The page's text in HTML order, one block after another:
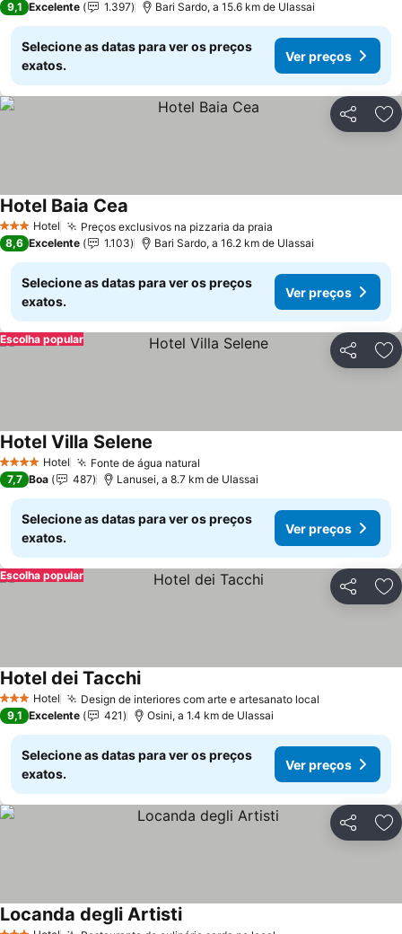
9,1 Excelente 1.397 Bari Sardo, a 15.6 km de Ulassai
Selecione as datas para ver os preços
exatos.
Ver preços
Partilhar
3 EstrelasHotel Preços exclusivos na pizzaria da praia
Hotel Baia Cea
8,6 Excelente 1.103 Bari Sardo, a 16.2 km de Ulassai
Selecione as datas para ver os preços
exatos.
Ver preços
Partilhar
Escolha popular
4 EstrelasHotel Fonte de água natural
Hotel Villa Selene
7,7 Boa 487 Lanusei, a 8.7 km de Ulassai
Selecione as datas para ver os preços
exatos.
Ver preços
Partilhar
Escolha popular
3 EstrelasHotel Design de interiores com arte e artesanato local
Hotel dei TacchiVer preços
9,1 Excelente 421 Osini, a 1.4 km de Ulassai
Selecione as datas para ver os preços
exatos.
Ver preços
Partilhar
Locanda degli ArtistiVer preços